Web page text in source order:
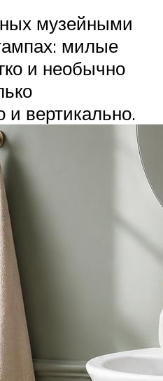
музейными
милые
и необычно
и вертикально.